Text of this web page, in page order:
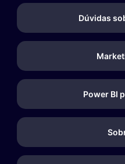
Dúvidas
Power BI